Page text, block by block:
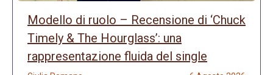
Modello di ruolo – Recensione di ‘Chuck
Timely & The Hourglass’: una
rappresentazione fluida del single